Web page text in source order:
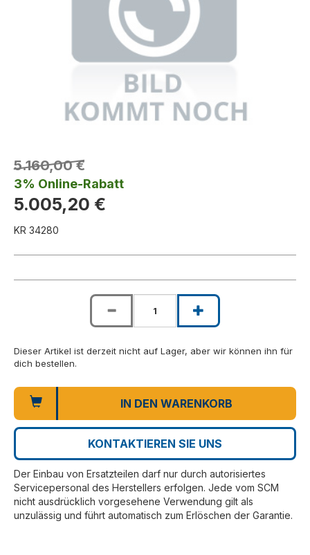
5.160,00 €
3% Online-Rabatt
5.005,20 €
KR 34280
Dieser Artikel ist derzeit nicht auf Lager, aber wir können ihn für
dich bestellen.
IN DEN WARENKORB
KONTAKTIEREN SIE UNS
Der Einbau von Ersatzteilen darf nur durch autorisiertes
Servicepersonal des Herstellers erfolgen. Jede vom SCM
nicht ausdrücklich vorgesehene Verwendung gilt als
unzulässig und führt automatisch zum Erlöschen der Garantie.